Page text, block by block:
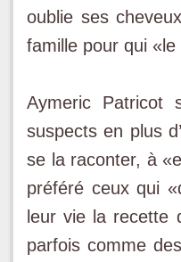
oublie ses
famille pour qui
Aymeric Patricot
suspects en plus
se la raconter, à
préféré ceux qui
leur vie la recette
parfois comme